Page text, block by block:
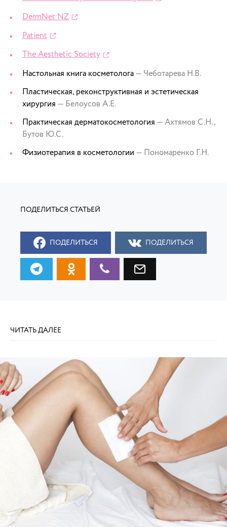
DermNet NZ
Patient
The Aesthetic Society
Настольная книга косметолога— Чеботарева Н.В.
Пластическая, реконструктивная и эстетическая
хирургия — Белоусов А.Е.
Практическая дерматокосметология — Ахтямов С.Н.,
Бутов Ю.С.
Физиотерапия в косметологии — Пономаренко Г.Н.
ПОДЕЛИТЬСЯ ПОДЕЛИТЬСЯ
ЧИТАТЬ ДАЛЕЕ